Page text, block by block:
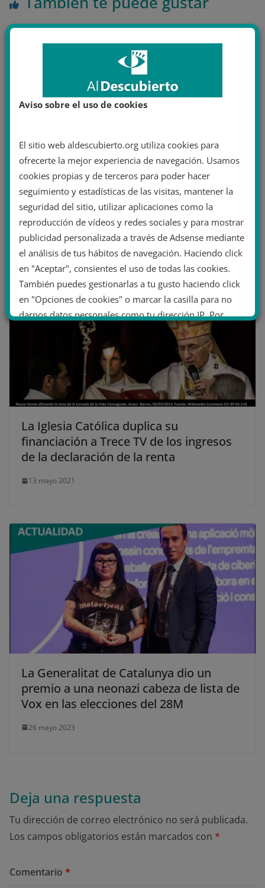
Netanyahu pacta con el partido ultra
Sionismo Religioso y le entrega la
gestión de la ocupación de Cisjordania
2 diciembre 2022
La Iglesia Católica duplica su
financiación a Trece TV de los ingresos
de la declaración de la renta
13 mayo 2021
La Generalitat de Catalunya dio un
premio a una neonazi cabeza de lista de
Vox en las elecciones del 28M
26 mayo 2023
Deja una respuesta
Tu dirección de correo electrónico no será publicada.
Los campos obligatorios están marcados con *
Comentario *
Aviso sobre el uso de cookies
El sitio web aldescubierto.org utiliza cookies para
ofrecerte la mejor experiencia de navegación. Usamos
cookies propias y de terceros para poder hacer
seguimiento y estadísticas de las visitas, mantener la
seguridad del sitio, utilizar aplicaciones como la
reproducción de vídeos y redes sociales y para mostrar
publicidad personalizada a través de Adsense mediante
el análisis de tus hábitos de navegación. Haciendo click
en "Aceptar", consientes el uso de todas las cookies.
También puedes gestionarlas a tu gusto haciendo click
en "Opciones de cookies" o marcar la casilla para no
darnos datos personales como tu dirección IP. Por
último, puedes leer nuestra Política de cookies.
No dar mi información personal
Opciones de cookies Aceptar cookies
Rechazar cookies Política de cookies